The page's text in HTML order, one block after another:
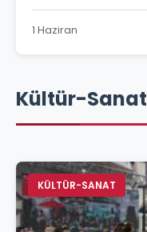
1 Haziran
Kültür-Sanat
KÜLTÜR-SANAT